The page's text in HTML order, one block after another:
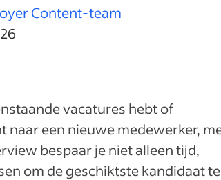
Content-team
vacatures hebt of
naar een nieuwe medewerker,
bespaar je niet alleen tijd,
om de geschiktste kandidaat te